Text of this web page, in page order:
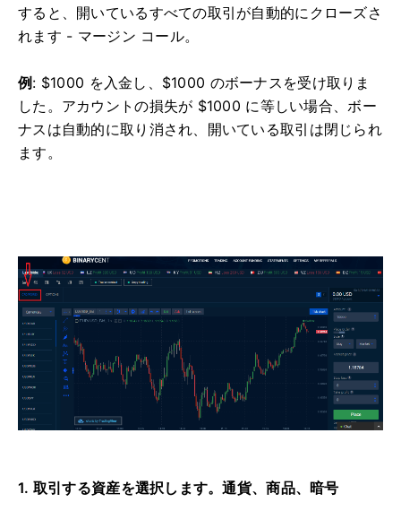
すると、開いているすべての取引が自動的にクローズさ
れます - マージン コール。
例 : $1000 を入金し、$1000 のボーナスを受け取りま
した。 アカウントの損失が $1000 に等しい場合、ボー
ナスは自動的に取り消され、開いている取引は閉じられ
ます。
1. 取引する資産を選択します。通貨、商品、暗号